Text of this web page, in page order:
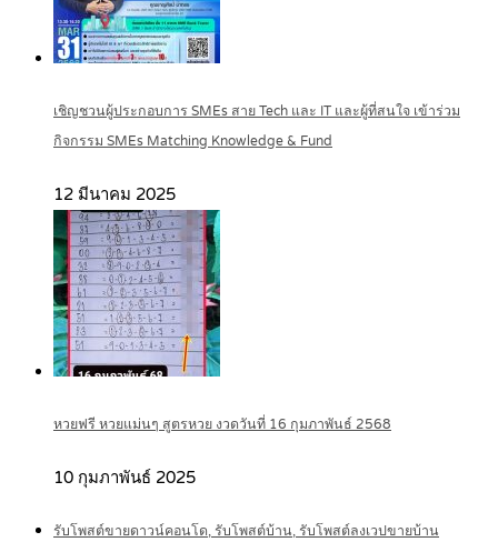
เชิญชวนผู้ประกอบการ SMEs สาย Tech และ IT และผู้ที่สนใจ เข้าร่วม
กิจกรรม SMEs Matching Knowledge & Fund
12 มีนาคม 2025
หวยฟรี หวยแม่นๆ สูตรหวย งวดวันที่ 16 กุมภาพันธ์ 2568
10 กุมภาพันธ์ 2025
รับโพสต์ขายดาวน์คอนโด, รับโพสต์บ้าน, รับโพสต์ลงเวปขายบ้าน